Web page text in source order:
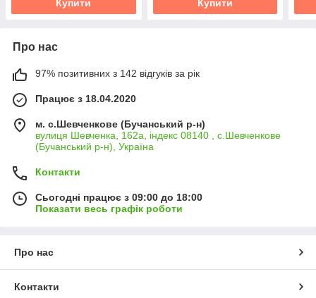
Купити Купити
Про нас
97% позитивних з 142 відгуків за рік
Працює з 18.04.2020
м. с.Шевченкове (Бучанський р-н)
вулиця Шевченка, 162а, індекс 08140 , с.Шевченкове
(Бучанський р-н), Україна
Контакти
Сьогодні працює з 09:00 до 18:00
Показати весь графік роботи
Про нас
Контакти